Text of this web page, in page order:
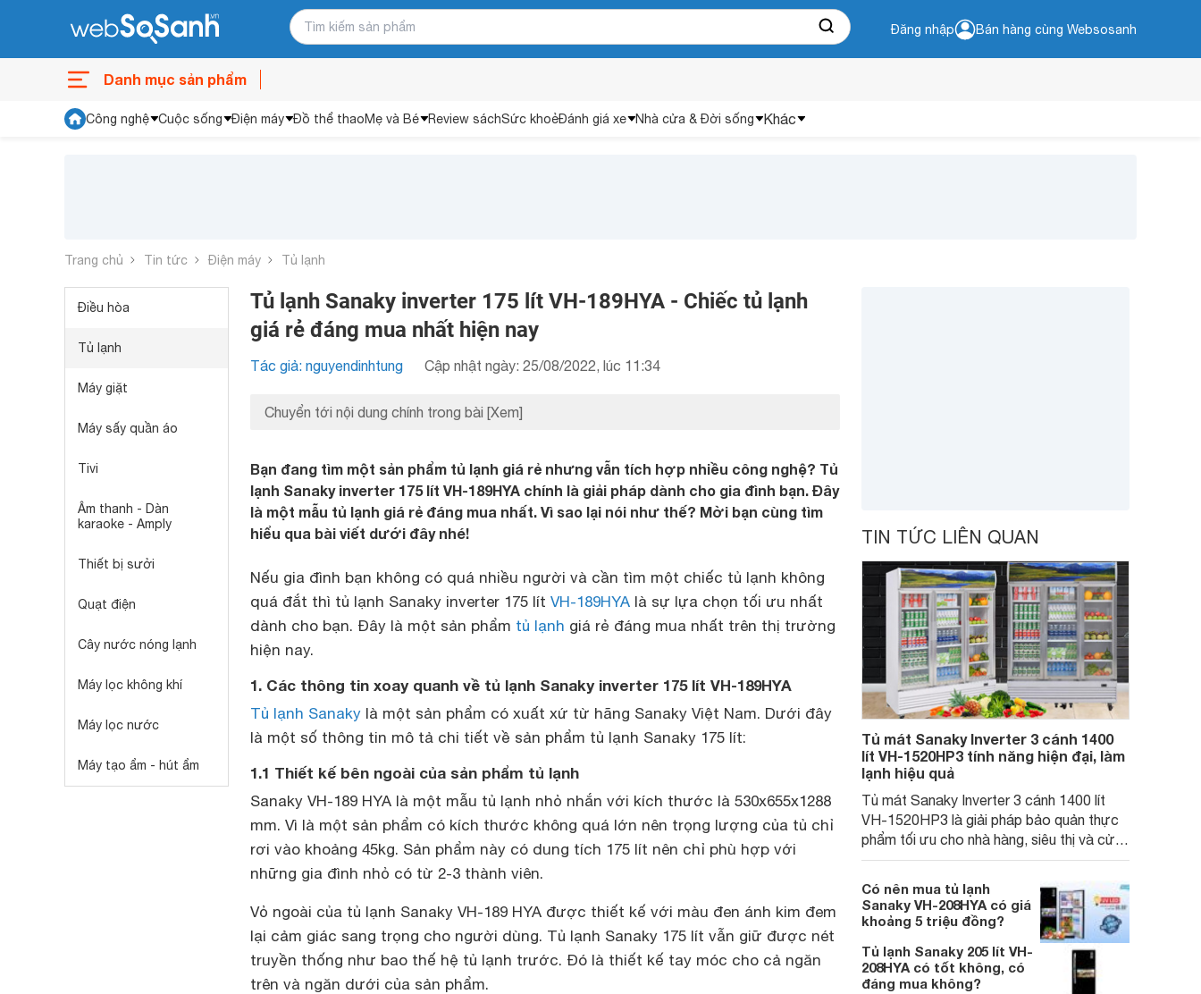
Đăng nhập Bán hàng cùng Websosanh
Danh mục sản phẩm
Công nghệ Cuộc sống Điện máy Đồ thể thaoMẹ và Bé Review sáchSức khoẻĐánh giá xe Nhà cửa & Đời sống Khác
Trang chủ Tin tức Điện máy Tủ lạnh
Điều hòa
Tủ lạnh
Máy giặt
Máy sấy quần áo
Tivi
Âm thanh - Dàn
karaoke - Amply
Thiết bị sưởi
Quạt điện
Cây nước nóng lạnh
Máy lọc không khí
Máy lọc nước
Máy tạo ẩm - hút ẩm
Tủ lạnh Sanaky inverter 175 lít VH-189HYA - Chiếc tủ lạnh
giá rẻ đáng mua nhất hiện nay
Tác giả: nguyendinhtung Cập nhật ngày: 25/08/2022, lúc 11:34
Chuyển tới nội dung chính trong bài [Xem]
Bạn đang tìm một sản phẩm tủ lạnh giá rẻ nhưng vẫn tích hợp nhiều công nghệ? Tủ
lạnh Sanaky inverter 175 lít VH-189HYA chính là giải pháp dành cho gia đình bạn. Đây
là một mẫu tủ lạnh giá rẻ đáng mua nhất. Vì sao lại nói như thế? Mời bạn cùng tìm
hiểu qua bài viết dưới đây nhé!
Nếu gia đình bạn không có quá nhiều người và cần tìm một chiếc tủ lạnh không
quá đắt thì tủ lạnh Sanaky inverter 175 lít VH-189HYA là sự lựa chọn tối ưu nhất
dành cho bạn. Đây là một sản phẩm tủ lạnh giá rẻ đáng mua nhất trên thị trường
hiện nay.
1. Các thông tin xoay quanh về tủ lạnh Sanaky inverter 175 lít VH-189HYA
Tủ lạnh Sanaky là một sản phẩm có xuất xứ từ hãng Sanaky Việt Nam. Dưới đây
là một số thông tin mô tả chi tiết về sản phẩm tủ lạnh Sanaky 175 lít:
1.1 Thiết kế bên ngoài của sản phẩm tủ lạnh
Sanaky VH-189 HYA là một mẫu tủ lạnh nhỏ nhắn với kích thước là 530x655x1288
mm. Vì là một sản phẩm có kích thước không quá lớn nên trọng lượng của tủ chỉ
rơi vào khoảng 45kg. Sản phẩm này có dung tích 175 lít nên chỉ phù hợp với
những gia đình nhỏ có từ 2-3 thành viên.
Vỏ ngoài của tủ lạnh Sanaky VH-189 HYA được thiết kế với màu đen ánh kim đem
lại cảm giác sang trọng cho người dùng. Tủ lạnh Sanaky 175 lít vẫn giữ được nét
truyền thống như bao thế hệ tủ lạnh trước. Đó là thiết kế tay móc cho cả ngăn
trên và ngăn dưới của sản phẩm.
TIN TỨC LIÊN QUAN
Tủ mát Sanaky Inverter 3 cánh 1400
lít VH-1520HP3 tính năng hiện đại, làm
lạnh hiệu quả
Tủ mát Sanaky Inverter 3 cánh 1400 lít
VH-1520HP3 là giải pháp bảo quản thực
phẩm tối ưu cho nhà hàng, siêu thị và cửa
hàng tiện lợi. Với dung tích lớn lên đến
điện và hệ thống làm lạnh nhanh, sản phẩm
đáp ứng tốt nhu cầu bảo quản hàng hóa
Có nên mua tủ lạnh
Sanaky VH-208HYA có giá
khoảng 5 triệu đồng?
Tủ lạnh Sanaky 205 lít VH-
208HYA có tốt không, có
đáng mua không?